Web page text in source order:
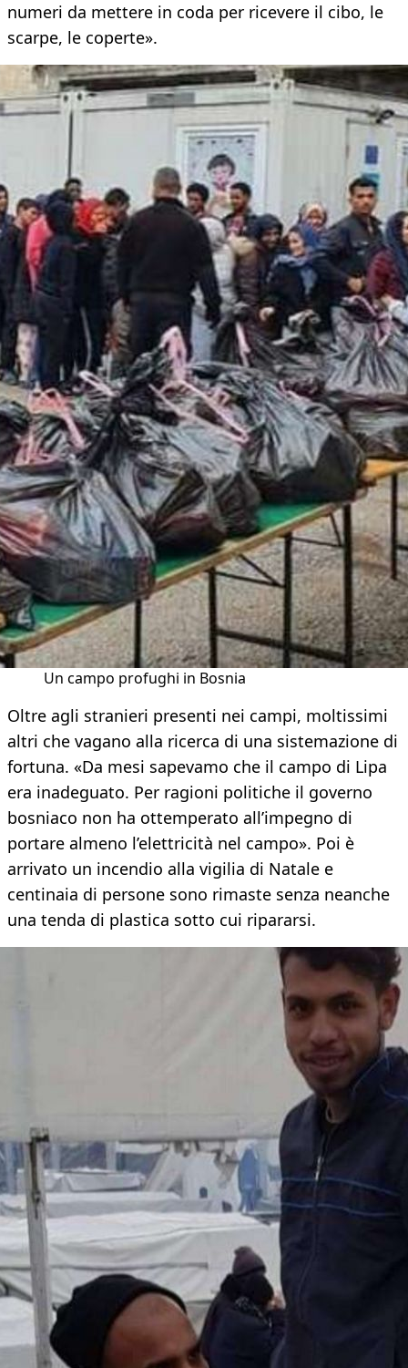
numeri da mettere in coda per ricevere il cibo, le
scarpe, le coperte».
Un campo profughi in Bosnia
Oltre agli stranieri presenti nei campi, moltissimi
altri che vagano alla ricerca di una sistemazione di
fortuna. «Da mesi sapevamo che il campo di Lipa
era inadeguato. Per ragioni politiche il governo
bosniaco non ha ottemperato all’impegno di
portare almeno l’elettricità nel campo». Poi è
arrivato un incendio alla vigilia di Natale e
centinaia di persone sono rimaste senza neanche
una tenda di plastica sotto cui ripararsi.